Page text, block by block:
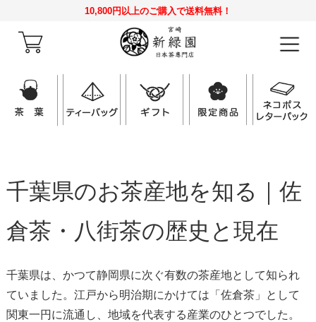
10,800円以上のご購入で送料無料！
千葉県のお茶産地を知る｜佐
倉茶・八街茶の歴史と現在
千葉県は、かつて静岡県に次ぐ有数の茶産地として知られ
ていました。江戸から明治期にかけては「佐倉茶」として
関東一円に流通し、地域を代表する産業のひとつでした。